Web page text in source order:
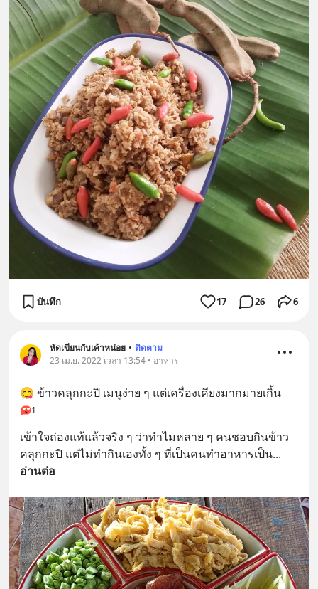
บันทึก 17 26 6
หัดเขียนกับเค้าหน่อย • ติดตาม
23 เม.ย. 2022 เวลา 13:54 • อาหาร
😋 ข้าวคลุกกะปิ เมนูง่าย ๆ แต่เครื่องเคียงมากมายเกิ้น
1
เข้าใจถ่องแท้แล้วจริง ๆ ว่าทำไมหลาย ๆ คนชอบกินข้าว
คลุกกะปิ แต่ไม่ทำกินเองทั้ง ๆ ที่เป็นคนทำอาหารเป็น
อ่านต่อ